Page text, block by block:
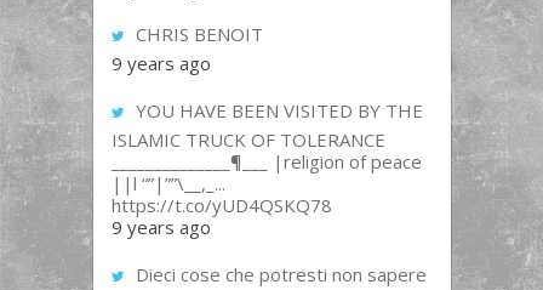
CHRIS BENOIT
9 years ago
YOU HAVE BEEN VISITED BY THE
ISLAMIC TRUCK OF TOLERANCE
______________¶___ |religion of peace
||l “”|””\__,_...
https://t.co/yUD4QSKQ78
9 years ago
Dieci cose che potresti non sapere